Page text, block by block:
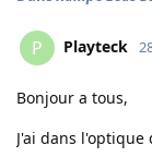
P Playteck
Bonjour a tous,
J'ai dans